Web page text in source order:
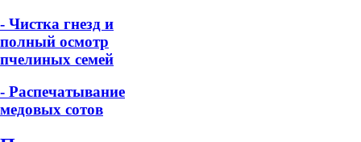
- Чистка гнезд и
полный осмотр
пчелиных семей
- Распечатывание
медовых сотов